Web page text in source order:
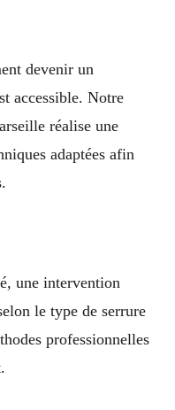
devenir un
accessible. Notre
réalise une
adaptées afin
une intervention
le type de serrure
professionnelles